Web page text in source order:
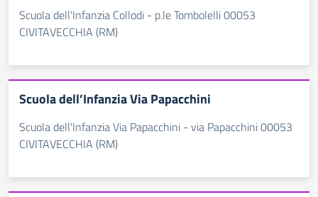
Scuola dell'Infanzia Collodi - p.le Tombolelli 00053
CIVITAVECCHIA (RM)
Scuola dell’Infanzia Via Papacchini
Scuola dell'Infanzia Via Papacchini - via Papacchini 00053
CIVITAVECCHIA (RM)